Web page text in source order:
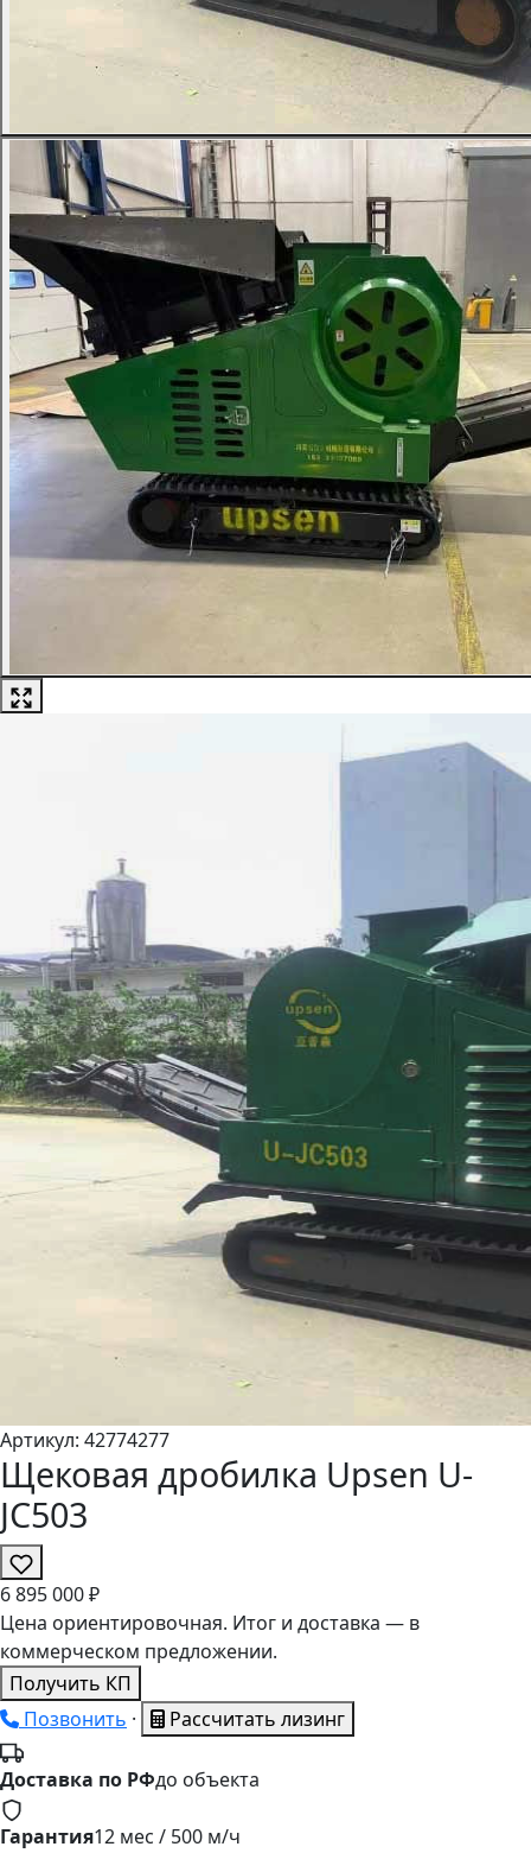
Артикул: 42774277
Щековая дробилка Upsen U-
JC503
6895000 ₽
Цена ориентировочная. Итог и доставка — в
коммерческом предложении.
Получить КП
Позвонить · Рассчитать лизинг
Доставка по РФдо объекта
Гарантия12 мес / 500 м/ч